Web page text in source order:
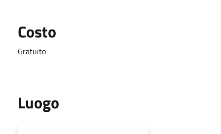
Costo
Gratuito
Luogo